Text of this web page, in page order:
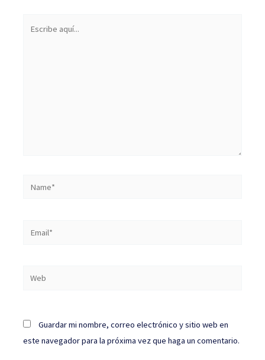
Guardar mi nombre, correo electrónico y sitio web en
este navegador para la próxima vez que haga un comentario.